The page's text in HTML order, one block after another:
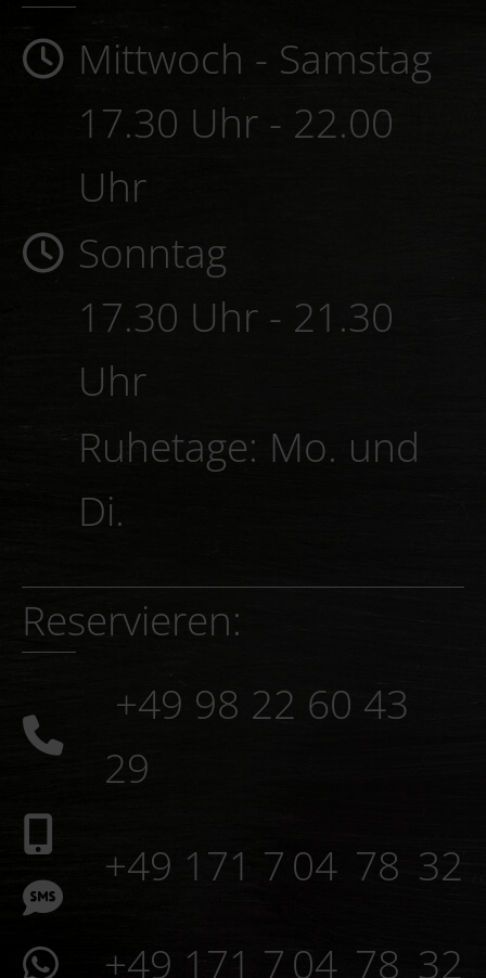
Öffnungszeiten:
Mittwoch - Samstag
17.30 Uhr - 22.00
Uhr
Sonntag
17.30 Uhr - 21.30
Uhr
Ruhetage: Mo. und
Reservieren:
+49 98 22 60 43